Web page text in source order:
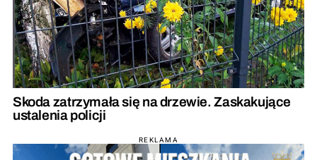
Skoda zatrzymała się na drzewie. Zaskakujące
ustalenia policji
REKLAMA